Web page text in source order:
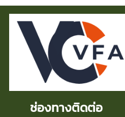
ช่องทางติดต่อ